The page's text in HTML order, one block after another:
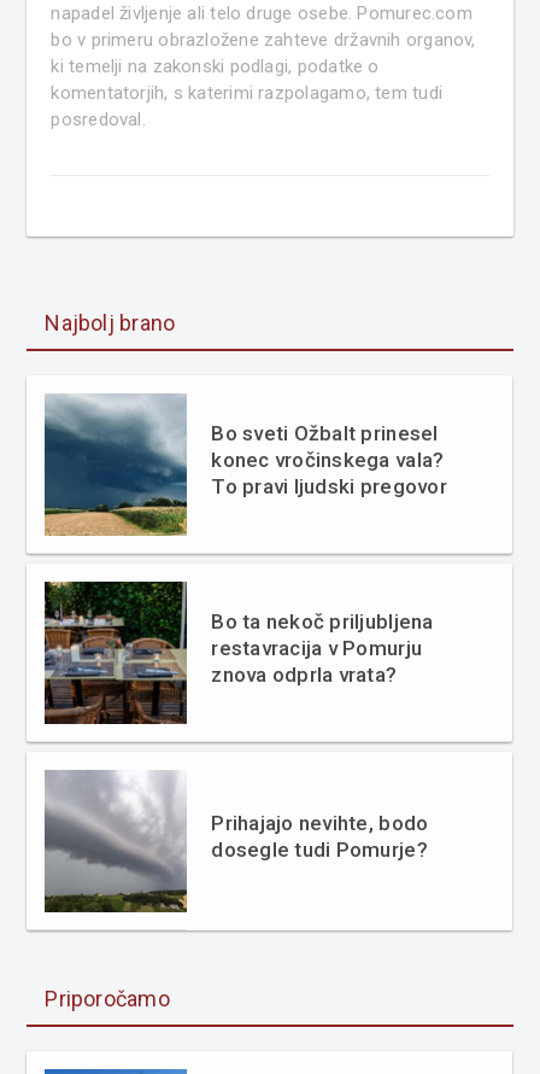
napadel življenje ali telo druge osebe. Pomurec.com
bo v primeru obrazložene zahteve državnih organov,
ki temelji na zakonski podlagi, podatke o
komentatorjih, s katerimi razpolagamo, tem tudi
posredoval.
Najbolj brano
Bo sveti Ožbalt prinesel
konec vročinskega vala?
To pravi ljudski pregovor
Bo ta nekoč priljubljena
restavracija v Pomurju
znova odprla vrata?
Prihajajo nevihte, bodo
dosegle tudi Pomurje?
Priporočamo